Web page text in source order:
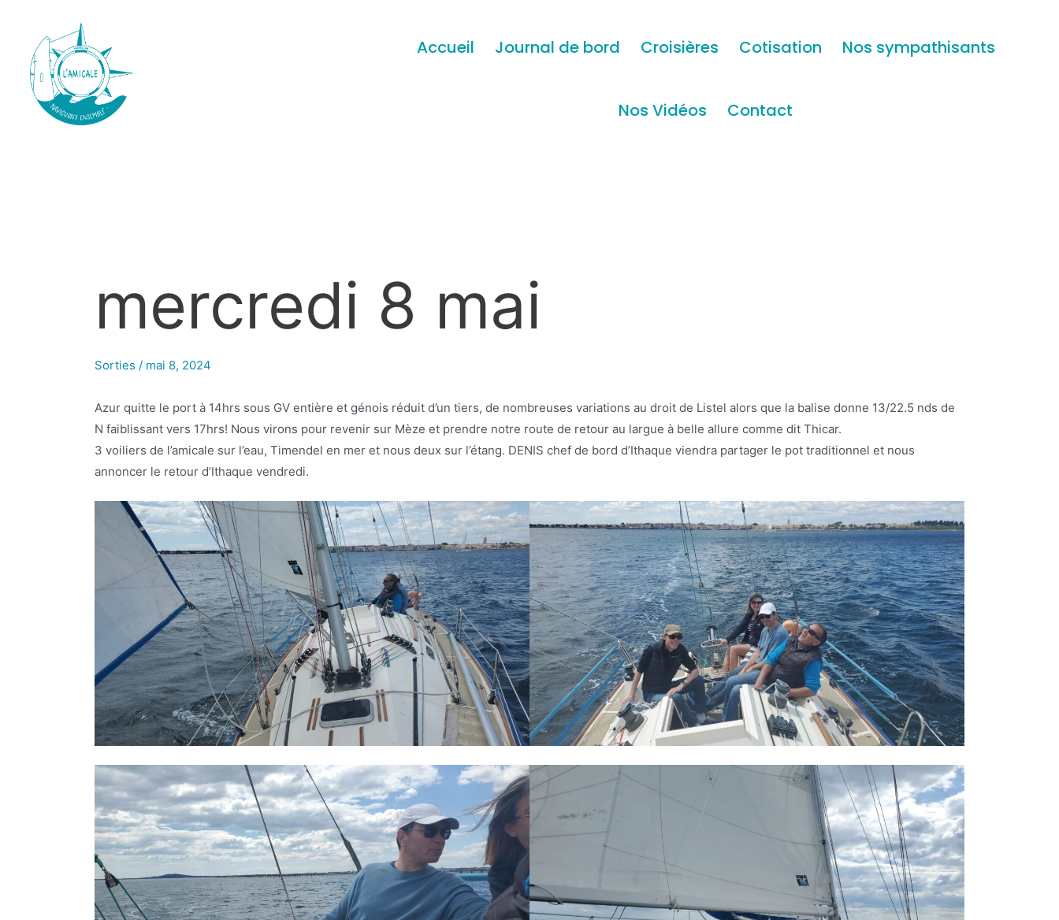
Accueil Journal de bord Croisières Cotisation Nos sympathisants
Nos Vidéos Contact
mercredi 8 mai
Sorties / mai 8, 2024
Azur quitte le port à 14hrs sous GV entière et génois réduit d’un tiers, de nombreuses variations au droit de Listel alors que la balise donne 13/22.5 nds de
N faiblissant vers 17hrs! Nous virons pour revenir sur Mèze et prendre notre route de retour au largue à belle allure comme dit Thicar.
3 voiliers de l’amicale sur l’eau, Timendel en mer et nous deux sur l’étang. DENIS chef de bord d’Ithaque viendra partager le pot traditionnel et nous
annoncer le retour d’Ithaque vendredi.